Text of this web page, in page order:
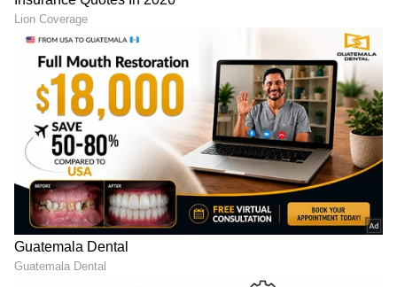
ABOUT THE AUTHOR
CK Chethan Kumar
ಎಲೆಕ್ಟ್ರಾನಿಕ್, ಡಿಜಿಟಲ್ ಮಾಧ್ಯಮ ಸೇರಿ ಪತ್ರಿಕೋದ್ಯಮದಲ್ಲಿ 13
ವರ್ಷಗಳ ಅನುಭವ. ಊರು ಧರ್ಮಸ್ಥಳ. ಪತ್ರಿಕೋದ್ಯಮ